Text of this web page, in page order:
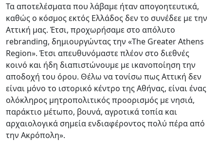
Τα αποτελέσματα που λάβαμε ήταν απογοητευτικά,
καθώς ο κόσμος εκτός Ελλάδος δεν το συνέδεε με την
Αττική μας. Έτσι, προχωρήσαμε στο απόλυτο
rebranding, δημιουργώντας την «The Greater Athens
Region». Έτσι απευθυνόμαστε πλέον στο διεθνές
κοινό και ήδη διαπιστώνουμε με ικανοποίηση την
αποδοχή του όρου. Θέλω να τονίσω πως Αττική δεν
είναι μόνο το ιστορικό κέντρο της Αθήνας, είναι ένας
ολόκληρος μητροπολιτικός προορισμός με νησιά,
παράκτιο μέτωπο, βουνά, αγροτικά τοπία και
αρχαιολογικά σημεία ενδιαφέροντος πολύ πέρα από
την Ακρόπολη».